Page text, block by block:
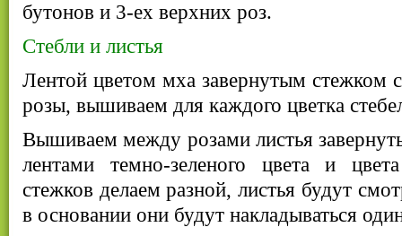
бутонов и 3-ех верхних роз.
Стебли и листья
Лентой цветом мха завернутым стежком
розы, вышиваем для каждого цветка
Вышиваем между розами листья
лентами темно-зеленого цвета и
стежков делаем разной, листья будут
в основании они будут накладываться